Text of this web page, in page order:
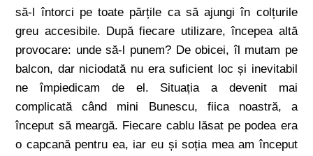
să-l întorci pe toate părțile ca să ajungi în colțurile
greu accesibile. După fiecare utilizare, începea altă
provocare: unde să-l punem? De obicei, îl mutam pe
balcon, dar niciodată nu era suficient loc și inevitabil
ne împiedicam de el. Situația a devenit mai
complicată când mini Bunescu, fiica noastră, a
început să meargă. Fiecare cablu lăsat pe podea era
o capcană pentru ea, iar eu și soția mea am început